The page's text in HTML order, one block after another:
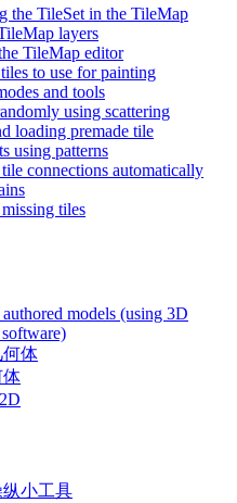
the TileSet in the TileMap
layers
TileMap editor
to use for painting
and tools
using scattering
loading premade tile
using patterns
connections automatically
tiles
models (using 3D
体
体
小工具